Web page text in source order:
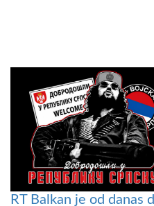
RT Balkan je od danas